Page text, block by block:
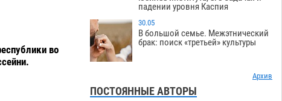
во
падении уровня Каспия
30.05
В большой семье. Межэтнический
брак: поиск «третьей» культуры
Архив
ПОСТОЯННЫЕ АВТОРЫ